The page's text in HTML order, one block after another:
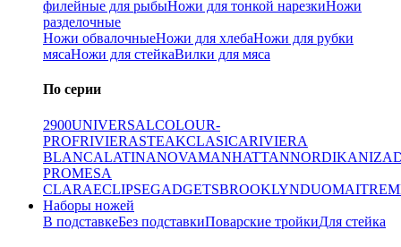
филейные для рыбыНожи для тонкой нарезкиНожи
разделочные
Ножи обвалочныеНожи для хлебаНожи для рубки
мясаНожи для стейкаВилки для мяса
По серии
2900UNIVERSALCOLOUR-
PROFRIVIERASTEAKCLASICARIVIERA
BLANCALATINANOVAMANHATTANNORDIKANIZA
PROMESA
CLARAECLIPSEGADGETSBROOKLYNDUOMAITRE
Наборы ножей
В подставкеБез подставкиПоварские тройкиДля стейка